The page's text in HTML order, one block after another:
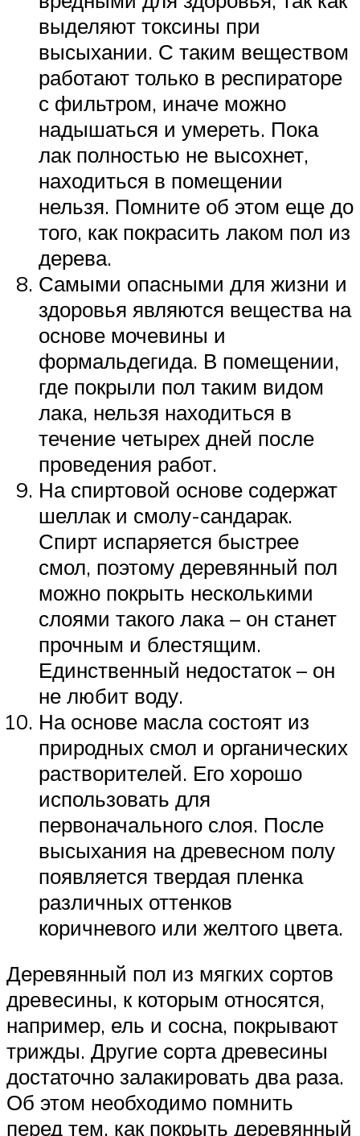
выделяют токсины при
высыхании. С таким веществом
работают только в респираторе
с фильтром, иначе можно
надышаться и умереть. Пока
лак полностью не высохнет,
находиться в помещении
нельзя. Помните об этом еще до
того, как покрасить лаком пол из
дерева.
Самыми опасными для жизни и
здоровья являются вещества на
основе мочевины и
формальдегида. В помещении,
где покрыли пол таким видом
лака, нельзя находиться в
течение четырех дней после
проведения работ.
На спиртовой основе содержат
шеллак и смолу-сандарак.
Спирт испаряется быстрее
смол, поэтому деревянный пол
можно покрыть несколькими
слоями такого лака – он станет
прочным и блестящим.
Единственный недостаток – он
не любит воду.
На основе масла состоят из
природных смол и органических
растворителей. Его хорошо
использовать для
первоначального слоя. После
высыхания на древесном полу
появляется твердая пленка
различных оттенков
коричневого или желтого цвета.
Деревянный пол из мягких сортов
древесины, к которым относятся,
например, ель и сосна, покрывают
трижды. Другие сорта древесины
достаточно залакировать два раза.
Об этом необходимо помнить
перед тем, как покрыть деревянный